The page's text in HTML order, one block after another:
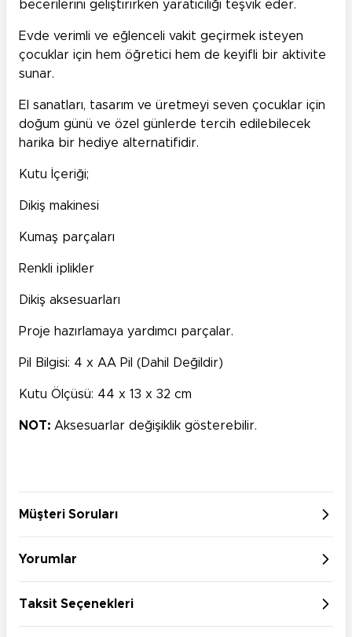
becerilerini geliştirirken yaratıcılığı teşvik eder.
Evde verimli ve eğlenceli vakit geçirmek isteyen
çocuklar için hem öğretici hem de keyifli bir aktivite
sunar.
El sanatları, tasarım ve üretmeyi seven çocuklar için
doğum günü ve özel günlerde tercih edilebilecek
harika bir hediye alternatifidir.
Kutu İçeriği;
Dikiş makinesi
Kumaş parçaları
Renkli iplikler
Dikiş aksesuarları
Proje hazırlamaya yardımcı parçalar.
Pil Bilgisi: 4 x AA Pil (Dahil Değildir)
Kutu Ölçüsü: 44 x 13 x 32 cm
NOT: Aksesuarlar değişiklik gösterebilir.
Müşteri Soruları
Yorumlar
Taksit Seçenekleri